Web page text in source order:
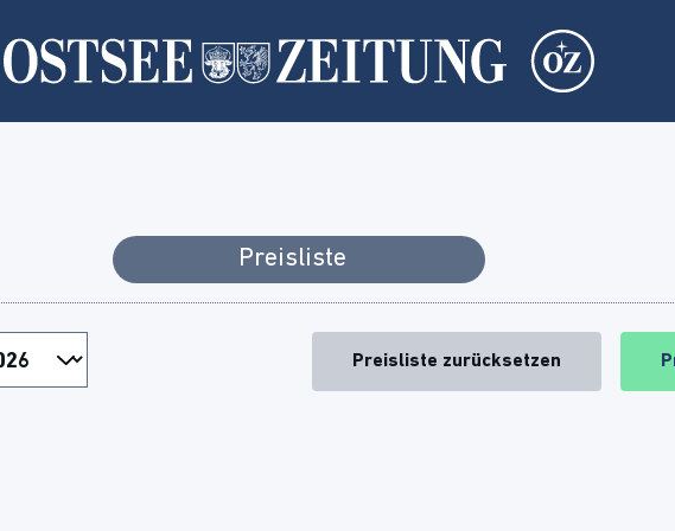
Preisliste
Preisliste zurücksetzen